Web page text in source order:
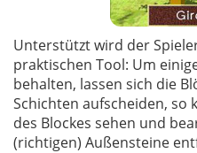
Unterstützt wird der
praktischen Tool: Um
behalten, lassen sich die
Schichten aufscheiden, so
des Blockes sehen und
(richtigen) Außensteine